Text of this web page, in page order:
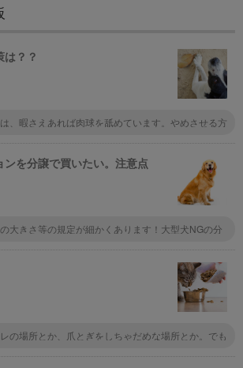
？？
、暇さえあれば肉球を舐めています。やめさせる方
を分譲で買いたい。注意点
大きさ等の規定が細かくあります！大型犬NGの分
の場所とか、爪とぎをしちゃだめな場所とか。でも
に用意した上で、ここはダメって教えます。